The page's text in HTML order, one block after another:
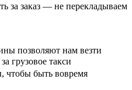
за заказ — не перекладываем
позволяют нам везти
грузовое такси
чтобы быть вовремя